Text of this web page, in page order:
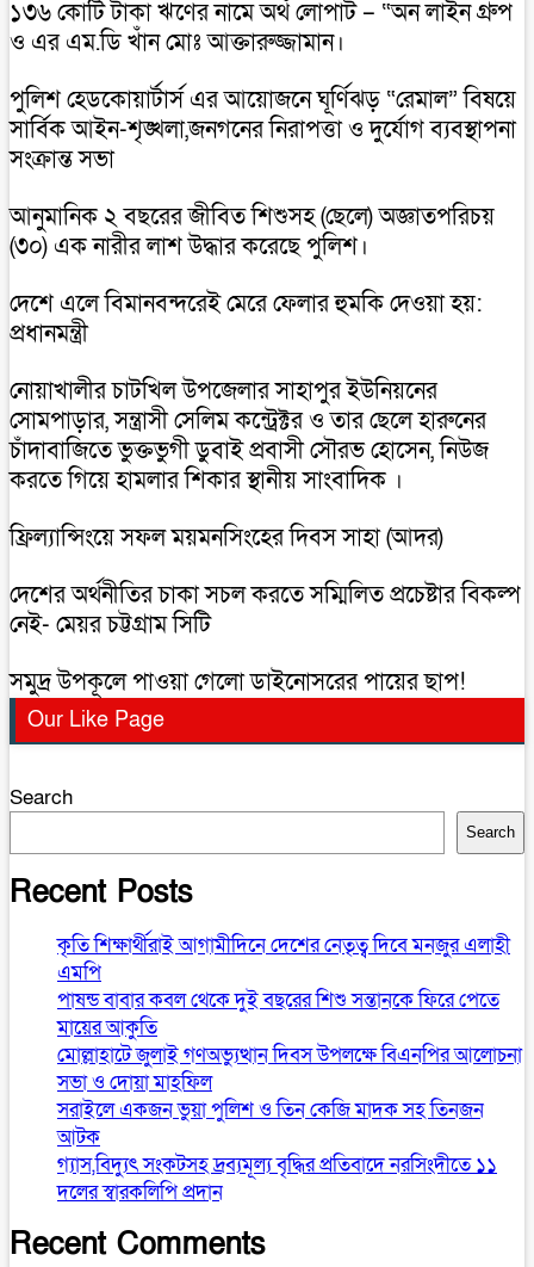
১৩৬ কোটি টাকা ঋণের নামে অর্থ লোপাট – “অন লাইন গ্রুপ
ও এর এম.ডি খাঁন মোঃ আক্তারুজ্জামান।
পুলিশ হেডকোয়ার্টার্স এর আয়োজনে ঘূর্ণিঝড় “রেমাল” বিষয়ে
সার্বিক আইন-শৃঙ্খলা,জনগনের নিরাপত্তা ও দুর্যোগ ব্যবস্থাপনা
সংক্রান্ত সভা
আনুমানিক ২ বছরের জীবিত শিশুসহ (ছেলে) অজ্ঞাতপরিচয়
(৩০) এক নারীর লাশ উদ্ধার করেছে পুলিশ।
দেশে এলে বিমানবন্দরেই মেরে ফেলার হুমকি দেওয়া হয়:
প্রধানমন্ত্রী
নোয়াখালীর চাটখিল উপজেলার সাহাপুর ইউনিয়নের
সোমপাড়ার, সন্ত্রাসী সেলিম কন্ট্রেক্টর ও তার ছেলে হারুনের
চাঁদাবাজিতে ভুক্তভুগী ডুবাই প্রবাসী সৌরভ হোসেন, নিউজ
করতে গিয়ে হামলার শিকার স্থানীয় সাংবাদিক ।
ফ্রিল্যান্সিংয়ে সফল ময়মনসিংহের দিবস সাহা (আদর)
দেশের অর্থনীতির চাকা সচল করতে সম্মিলিত প্রচেষ্টার বিকল্প
নেই- মেয়র চট্টগ্রাম সিটি
সমুদ্র উপকূলে পাওয়া গেলো ডাইনোসরের পায়ের ছাপ!
Our Like Page
Search
Search
Recent Posts
কৃতি শিক্ষার্থীরাই আগামীদিনে দেশের নেতৃত্ব দিবে মনজুর এলাহী
এমপি
পাষন্ড বাবার কবল থেকে দুই বছরের শিশু সন্তানকে ফিরে পেতে
মায়ের আকুতি
মোল্লাহাটে জুলাই গণঅভ্যুত্থান দিবস উপলক্ষে বিএনপির আলোচনা
সভা ও দোয়া মাহফিল
সরাইলে একজন ভুয়া পুলিশ ও তিন কেজি মাদক সহ তিনজন
আটক
গ্যাস,বিদ্যুৎ সংকটসহ দ্রব্যমূল্য বৃদ্ধির প্রতিবাদে নরসিংদীতে ১১
দলের স্বারকলিপি প্রদান
Recent Comments